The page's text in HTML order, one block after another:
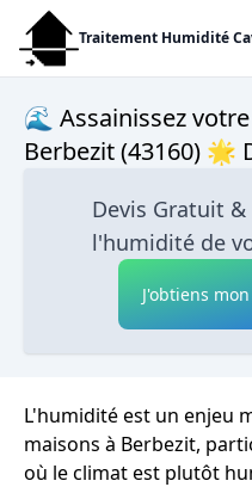
Traitement Humidité
🌊 Assainissez
Berbezit (43160)
Devis Gratuit
l'humidité de
J'obtiens
L'humidité est un enjeu
maisons à Berbezit,
où le climat est plutôt